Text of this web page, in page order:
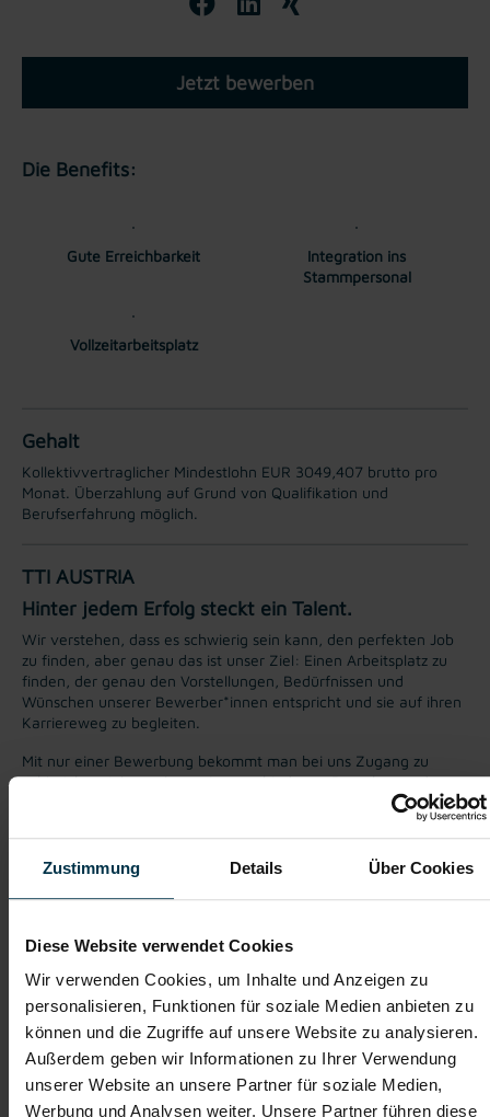
Zustimmung Details Über Cookies
Diese Website verwendet Cookies
Wir verwenden Cookies, um Inhalte und Anzeigen zu
personalisieren, Funktionen für soziale Medien anbieten zu
können und die Zugriffe auf unsere Website zu analysieren.
Außerdem geben wir Informationen zu Ihrer Verwendung
unserer Website an unsere Partner für soziale Medien,
Werbung und Analysen weiter. Unsere Partner führen diese
Jetzt bewerben
Die Benefits:
Gute Erreichbarkeit
Integration ins
Stammpersonal
Vollzeitarbeitsplatz
Gehalt
Kollektivvertraglicher Mindestlohn EUR 3049,407 brutto pro
Monat. Überzahlung auf Grund von Qualifikation und
Berufserfahrung möglich.
TTI AUSTRIA
Hinter jedem Erfolg steckt ein Talent.
Wir verstehen, dass es schwierig sein kann, den perfekten Job
zu finden, aber genau das ist unser Ziel: Einen Arbeitsplatz zu
finden, der genau den Vorstellungen, Bedürfnissen und
Wünschen unserer Bewerber*innen entspricht und sie auf ihren
Karriereweg zu begleiten.
Mit nur einer Bewerbung bekommt man bei uns Zugang zu
zahlreichen Jobangeboten in verschiedenen Branchen und
Bereichen. Jetzt bewerben und Traumjob finden! Wir freuen
mit nur 1 Bewerbung
Soziale Absicherung durch
TTI-Betriebsrat und
Fairnessabkommen
Tolle Aus- und
Weiterbildungsangebote
sowie Aufstiegsmöglichkeiten